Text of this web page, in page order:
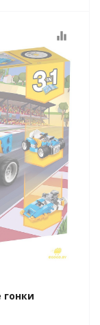
equalizer
гонки